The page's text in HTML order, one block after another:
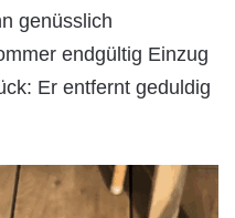
genüsslich
endgültig Einzug
Er entfernt geduldig